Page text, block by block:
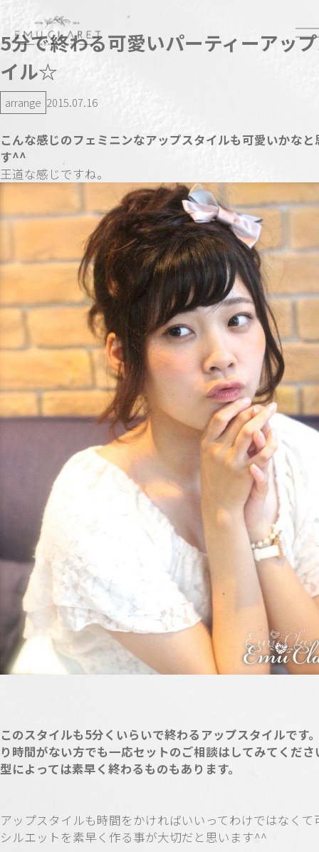
5分で終わる可愛いパーティーアッ
イル☆
arrange 2015.07.16
こんな感じのフェミニンなアップスタイルも可愛いかなと
す^^
王道な感じですね。
このスタイルも5分くいらいで終わるアップスタイルです
り時間がない方でも一応セットのご相談はしてみてくだ
型によっては素早く終わるものもあります。
アップスタイルも時間をかければいいってわけではなくて
シルエットを素早く作る事が大切だと思います^^